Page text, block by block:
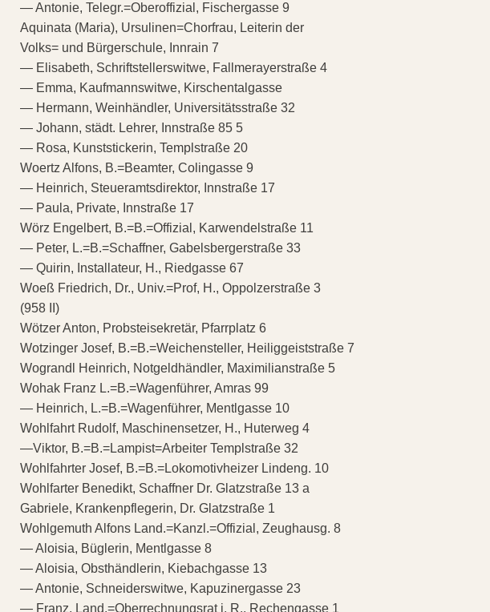
— Antonie, Telegr.=Oberoffizial, Fischergasse 9
Aquinata (Maria), Ursulinen=Chorfrau, Leiterin der
Volks= und Bürgerschule, Innrain 7
— Elisabeth, Schriftstellerswitwe, Fallmerayerstraße 4
— Emma, Kaufmannswitwe, Kirschentalgasse
— Hermann, Weinhändler, Universitätsstraße 32
— Johann, städt. Lehrer, Innstraße 85 5
— Rosa, Kunststickerin, Templstraße 20
Woertz Alfons, B.=Beamter, Colingasse 9
— Heinrich, Steueramtsdirektor, Innstraße 17
— Paula, Private, Innstraße 17
Wörz Engelbert, B.=B.=Offizial, Karwendelstraße 11
— Peter, L.=B.=Schaffner, Gabelsbergerstraße 33
— Quirin, Installateur, H., Riedgasse 67
Woeß Friedrich, Dr., Univ.=Prof, H., Oppolzerstraße 3
(958 II)
Wötzer Anton, Probsteisekretär, Pfarrplatz 6
Wotzinger Josef, B.=B.=Weichensteller, Heiliggeiststraße 7
Wograndl Heinrich, Notgeldhändler, Maximilianstraße 5
Wohak Franz L.=B.=Wagenführer, Amras 99
— Heinrich, L.=B.=Wagenführer, Mentlgasse 10
Wohlfahrt Rudolf, Maschinensetzer, H., Huterweg 4
—Viktor, B.=B.=Lampist=Arbeiter Templstraße 32
Wohlfahrter Josef, B.=B.=Lokomotivheizer Lindeng. 10
Wohlfarter Benedikt, Schaffner Dr. Glatzstraße 13 a
Gabriele, Krankenpflegerin, Dr. Glatzstraße 1
Wohlgemuth Alfons Land.=Kanzl.=Offizial, Zeughausg. 8
— Aloisia, Büglerin, Mentlgasse 8
— Aloisia, Obsthändlerin, Kiebachgasse 13
— Antonie, Schneiderswitwe, Kapuzinergasse 23
— Franz, Land.=Oberrechnungsrat i. R., Rechengasse 1